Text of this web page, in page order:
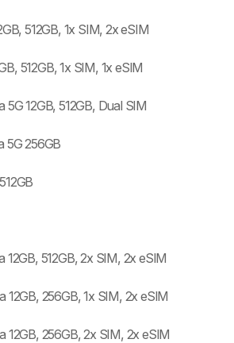
512GB, 1x SIM, 2x eSIM
512GB, 1x SIM, 1x eSIM
5G 12GB, 512GB, Dual SIM
5G 256GB
12GB, 512GB, 2x SIM, 2x eSIM
12GB, 256GB, 1x SIM, 2x eSIM
12GB, 256GB, 2x SIM, 2x eSIM